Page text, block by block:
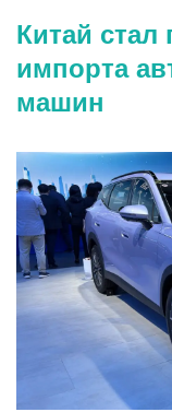
Китай
импорта
машин